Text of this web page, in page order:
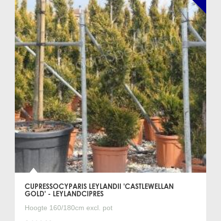
vormsnoei bomen tegen een vaste lage prijs.
Geen tijd om ons te bezoeken?
Bestel uw vormsnoei boom
makkelijk, veilig en snel via onze
webshop!
Klik op "Plaats in kruiwagen" bij de door u gewenste
vormsnoei boom. Volg hierna een aantal eenvoudige
stappen en u heeft uw vormsnoei boom met of zonder
bijpassende plantenbak en benodigde grondstoffen veilig
en snel in huis! Uw bestelling kan de volgende werkdag
worden uitgeleverd indien u op werkdagen voor 14.00 uur
bestelt. Het is ook mogelijk de door u gewenste
bezorgdag aan te geven.
CUPRESSOCYPARIS LEYLANDII 'CASTLEWELLAN
GOLD' - LEYLANDCIPRES
Hoogte 160/180cm excl. pot